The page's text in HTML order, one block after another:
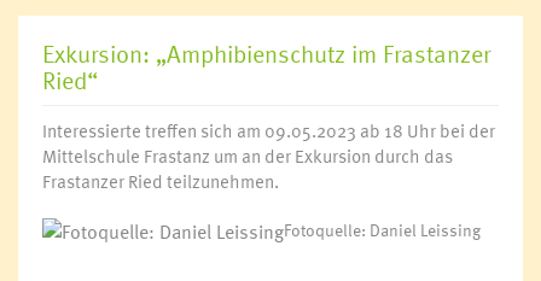
Exkursion: „Amphibienschutz im Frastanzer
Ried“
Interessierte treffen sich am 09.05.2023 ab 18 Uhr bei der
Mittelschule Frastanz um an der Exkursion durch das
Frastanzer Ried teilzunehmen.
Fotoquelle: Daniel Leissing